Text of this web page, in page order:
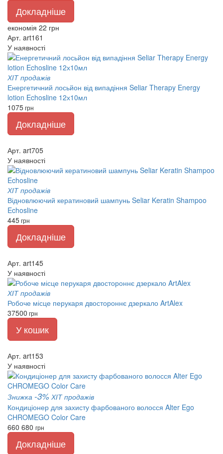
Докладніше
економія 22 грн
Арт. art161
У наявності
ХІТ продажів
Енергетичний лосьйон від випадіння Seliar Therapy Energy
lotion Echosline 12х10мл
1075грн
Докладніше
Арт. art705
У наявності
ХІТ продажів
Відновлюючий кератиновий шампунь Seliar Keratin Shampoo
Echosline
445грн
Докладніше
Арт. art145
У наявності
ХІТ продажів
Робоче місце перукаря двостороннє дзеркало ArtAlex
37500 грн
У кошик
Арт. art153
У наявності
Знижка -3% ХІТ продажів
Кондиціонер для захисту фарбованого волосся Alter Ego
CHROMEGO Color Care
660 680 грн
Докладніше